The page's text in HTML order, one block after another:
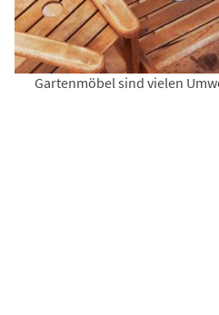
Gartenmöbel sind vielen